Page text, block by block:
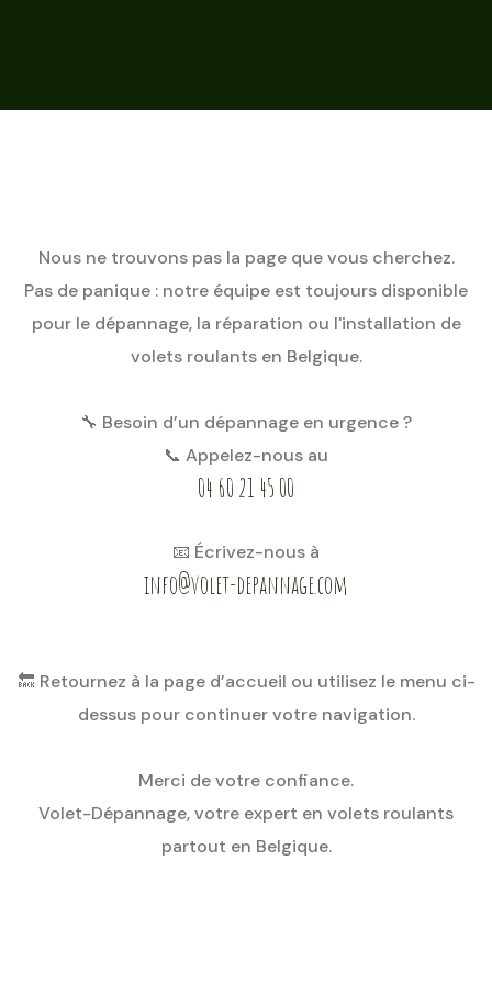
Nous ne trouvons pas la page que vous cherchez.
Pas de panique : notre équipe est toujours disponible
pour le dépannage, la réparation ou l'installation de
volets roulants en Belgique.
🔧 Besoin d’un dépannage en urgence ?
📞 Appelez-nous au
04 60 21 45 00
📧 Écrivez-nous à
info@volet-depannage.com
🔙 Retournez à la page d’accueil ou utilisez le menu ci-
dessus pour continuer votre navigation.
Merci de votre confiance.
Volet-Dépannage, votre expert en volets roulants
partout en Belgique.